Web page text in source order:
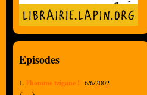
Episodes
1. l'homme tzigane ! 6/6/2002